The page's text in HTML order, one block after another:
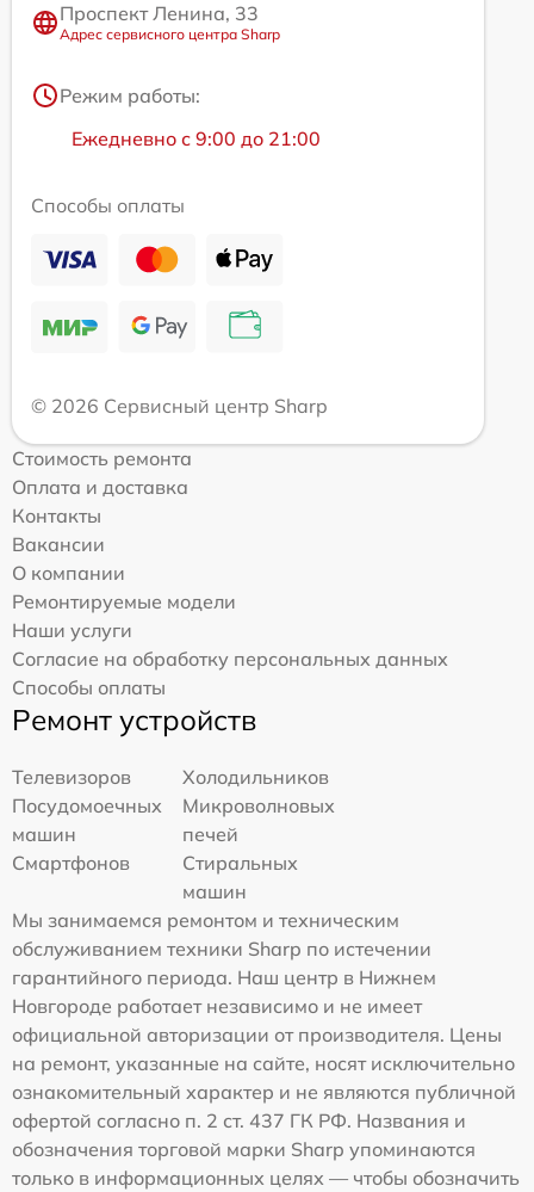
Проспект Ленина, 33
Адрес сервисного центра Sharp
Режим работы:
Ежедневно с 9:00 до 21:00
Способы оплаты
© 2026 Сервисный центр Sharp
Стоимость ремонта
Оплата и доставка
Контакты
Вакансии
О компании
Ремонтируемые модели
Наши услуги
Согласие на обработку персональных данных
Способы оплаты
Ремонт устройств
Телевизоров
Холодильников
Посудомоечных
машин
Микроволновых
печей
Смартфонов
Стиральных
машин
Мы занимаемся ремонтом и техническим
обслуживанием техники Sharp по истечении
гарантийного периода. Наш центр в Нижнем
Новгороде работает независимо и не имеет
официальной авторизации от производителя. Цены
на ремонт, указанные на сайте, носят исключительно
ознакомительный характер и не являются публичной
офертой согласно п. 2 ст. 437 ГК РФ. Названия и
обозначения торговой марки Sharp упоминаются
только в информационных целях — чтобы обозначить